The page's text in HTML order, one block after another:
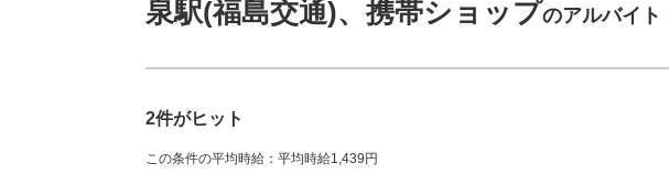
泉駅(福島交通)、携帯ショップのアルバイト
2件がヒット
この条件の平均時給：平均時給1,439円